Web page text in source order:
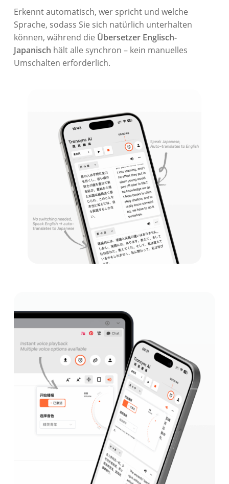
Erkennt automatisch, wer spricht und welche
Sprache, sodass Sie sich natürlich unterhalten
können, während die Übersetzer Englisch-
Japanisch hält alle synchron – kein manuelles
Umschalten erforderlich.